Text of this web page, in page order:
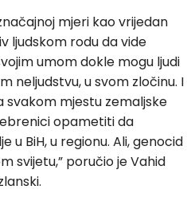
mjeri kao vrijedan
ljudskom rodu da vide
umom dokle mogu ljudi
neljudstvu, u svom zločinu. I
mjestu zemaljske
opametiti da
u BiH, u regionu. Ali, genocid
svijetu,” poručio je Vahid